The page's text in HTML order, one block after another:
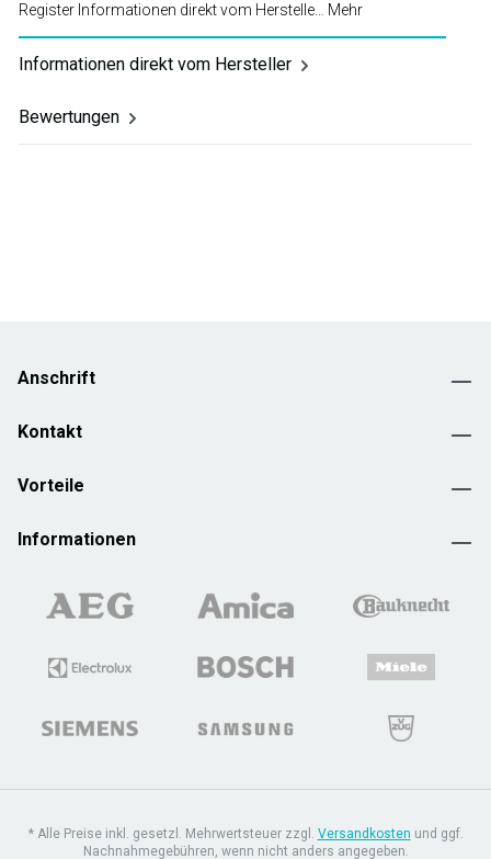
Register Informationen direkt vom Herstelle… Mehr
Informationen direkt vom Hersteller
Bewertungen
Anschrift
Kontakt
Vorteile
Informationen
* Alle Preise inkl. gesetzl. Mehrwertsteuer zzgl. Versandkosten und ggf.
Nachnahmegebühren, wenn nicht anders angegeben.